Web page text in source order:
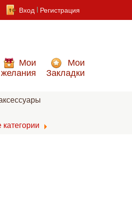
Вход Регистрация
Мои
желания
Мои
Закладки